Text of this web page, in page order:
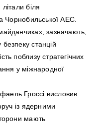
біля
Чорнобильської АЕС.
зазначають,
станцій
поблизу стратегічних
у міжнародної
Гроссі висловив
із ядерними
мають